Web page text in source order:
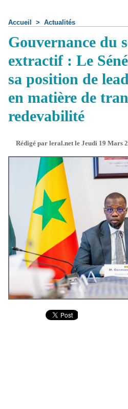
Accueil > Actualités
Gouvernance du
extractif : Le
sa position de
en matière de
redevabilité
Rédigé par leral.net le Jeudi 19 Mars